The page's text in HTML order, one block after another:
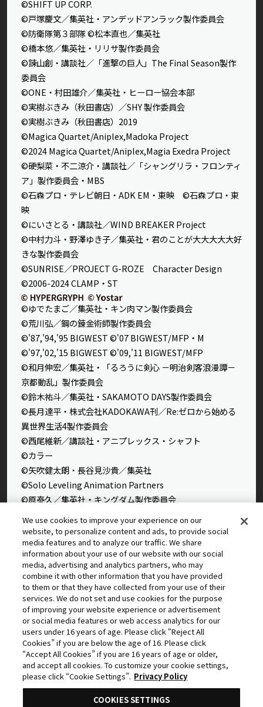
©SHIFT UP CORP.
©戸塚慶文／集英社・アンデッドアンラック製作委員会
©防衛隊第３部隊 ©松本直也／集英社
©橋本悠／集英社・リリサ製作委員会
©諫山創・講談社／「進撃の巨人」The Final Season製作
委員会
©ONE・村田雄介／集英社・ヒーロー協会本部
©実樹ぶきみ（秋田書店）／SHY 製作委員会
©実樹ぶきみ（秋田書店）2019
©Magica Quartet/Aniplex,Madoka Project
©2024 Magica Quartet/Aniplex,Magia Exedra Project
©硬梨菜・不二涼介・講談社／「シャングリラ・フロンティ
ア」製作委員会・MBS
©石森プロ・テレビ朝日・ADK EM・東映 ©石森プロ・東
映
©にいさとる・講談社／WIND BREAKER Project
©中村力斗・野澤ゆき子／集英社・君のことが大大大大大好
きな製作委員会
©SUNRISE／PROJECT G-ROZE Character Design
©2006-2024 CLAMP・ST
©ゆでたまご／集英社・キン肉マン製作委員会
©荒川弘／鋼の錬金術師製作委員会
©'87,'94,'95 BIGWEST ©'07 BIGWEST/MFP・M
©'97,'02,'15 BIGWEST ©'09,'11 BIGWEST/MFP
©和月伸宏／集英社・「るろうに剣心 －明治剣客浪漫譚－
京都動乱」製作委員会
©鈴木祐斗／集英社・SAKAMOTO DAYS製作委員会
©長月達平・株式会社KADOKAWA刊／Re:ゼロから始める
異世界生活4製作委員会
©西尾維新／講談社・アニプレックス・シャフト
©カラー
©矢吹健太朗・長谷見沙貴／集英社
©Solo Leveling Animation Partners
©原泰久／集英社・キングダム製作委員会
©石田スイ／集英社・東京喰種：re製作委員会
©外薗健／集英社
©タカヒロ・竹村洋平／集英社・魔防隊広報部
©高橋留美子／小学館・読売テレビ・サンライズ 2009
©藤本タツキ／集英社・ＭＡＰＰＡ
© 2025 MAPPA／チェンソーマンプロジェクト ©藤本タツ
キ／集英社
©星野桂／集英社
©理不尽な孫の手/MFブックス/「無職転生Ⅲ」製作委員会
©逢沢大介・KADOKAWA刊／シャドウガーデン
©中島かずき・今石洋之・プロジェクト「グレンラガン」
©2011 5pb.／Nitroplus 未来ガジェット研究所
We use cookies to improve your experience on our
website, to personalize content and ads, to provide social
media features and to analyze our traffic. We share
information about your use of our website with our social
media, advertising and analytics partners, who may
combine it with other information that you have provided
to them or that they have collected from your use of their
services. We do not set and use cookies for the purpose
of improving your website experience or advertisement
or social media features or web access analytics for our
users under 16 years of age. Please click “Reject All
Cookies” if you are below the age of 16. Please click
“Accept All Cookies” if you are 16 years of age or older,
and accept all cookies. To customize your cookie settings,
please click “Cookie Settings”. Privacy Policy
COOKIES SETTINGS